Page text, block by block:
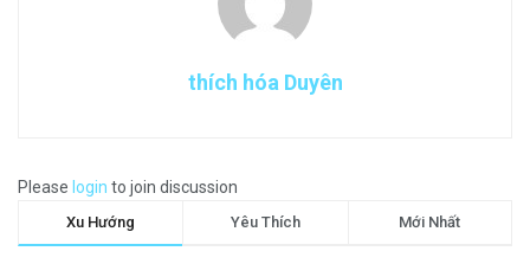
thích hóa Duyên
Please login to join discussion
Xu Hướng Yêu Thích Mới Nhất